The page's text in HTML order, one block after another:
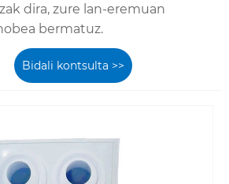
dira, zure lan-eremuan
bermatuz.
Bidali kontsulta >>